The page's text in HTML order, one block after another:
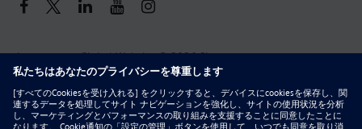
siemens.com Global Website © 2026 Siemens
Whistleblowing
Corporate Information
DMCA
Privacy Notice Terms of Use